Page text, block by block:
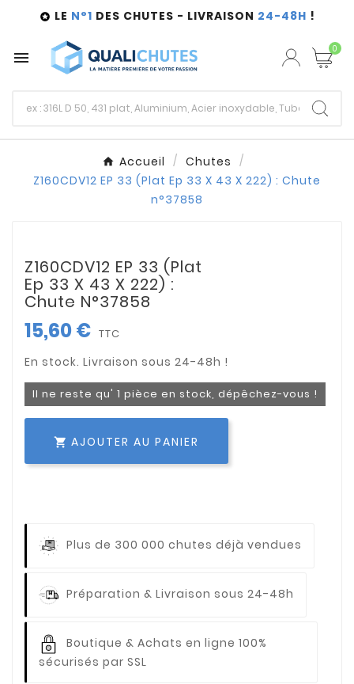
 LE N°1 DES CHUTES - LIVRAISON 24-48H !
 0
Accueil
Chutes
Z160CDV12 EP 33 (Plat Ep 33 X 43 X 222) : Chute
n°37858
Z160CDV12 EP 33 (Plat
Ep 33 X 43 X 222) :
Chute N°37858
15,60 € TTC
Il ne reste qu' 1 pièce en stock, dépêchez-vous !
 AJOUTER AU PANIER
Plus de 300 000 chutes déjà vendues
Préparation & Livraison sous 24-48h
Boutique & Achats en ligne 100%
sécurisés par SSL